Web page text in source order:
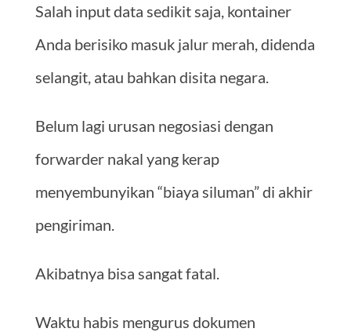
Salah input data sedikit saja, kontainer
Anda berisiko masuk jalur merah, didenda
selangit, atau bahkan disita negara.
Belum lagi urusan negosiasi dengan
forwarder nakal yang kerap
menyembunyikan “biaya siluman” di akhir
pengiriman.
Akibatnya bisa sangat fatal.
Waktu habis mengurus dokumen